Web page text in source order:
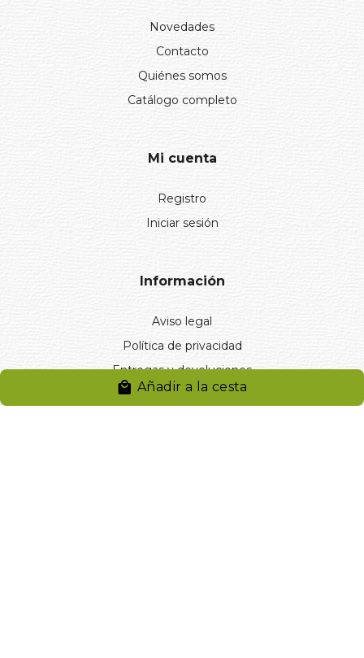
Añadir a la cesta
Novedades
Contacto
Quiénes somos
Catálogo completo
Mi cuenta
Registro
Iniciar sesión
Información
Aviso legal
Política de privacidad
Entregas y devoluciones
Desistimiento